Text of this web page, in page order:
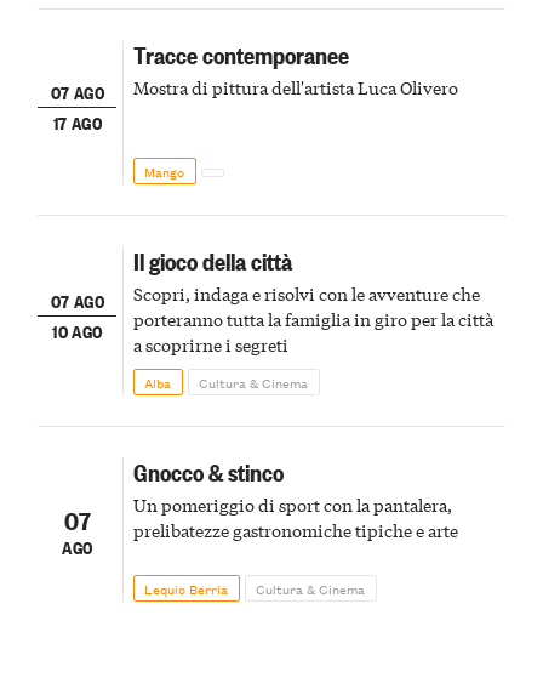
07 AGO
17 AGO
Tracce contemporanee
Mostra di pittura dell'artista Luca Olivero
Mango
07 AGO
10 AGO
Il gioco della città
Scopri, indaga e risolvi con le avventure che
porteranno tutta la famiglia in giro per la città
a scoprirne i segreti
Alba Cultura & Cinema
07
AGO
Gnocco & stinco
Un pomeriggio di sport con la pantalera,
prelibatezze gastronomiche tipiche e arte
Lequio Berria Cultura & Cinema